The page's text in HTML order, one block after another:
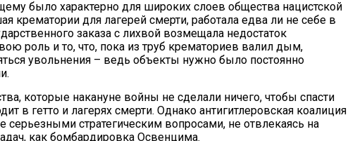
было характерно для широких слоев общества нацистской
крематории для лагерей смерти, работала едва ли не себе в
заказа с лихвой возмещала недостаток
роль и то, что, пока из труб крематориев валил дым,
увольнения – ведь объекты нужно было постоянно
которые накануне войны не сделали ничего, чтобы спасти
в гетто и лагерях смерти. Однако антигитлеровская коалиция
серьезными стратегическим вопросами, не отвлекаясь на
как бомбардировка Освенцима.